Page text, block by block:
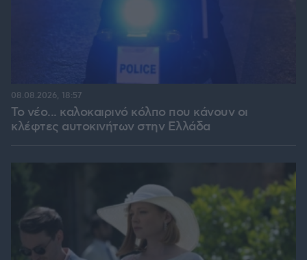
Το νέο... καλοκαιρινό κόλπο που κάνουν οι
κλέφτες αυτοκινήτων στην Ελλάδα
08.08.2026, 18:57